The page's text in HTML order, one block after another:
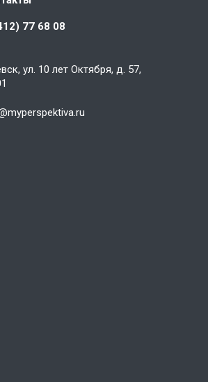
77 68 08
ул. 10 лет Октября, д. 57,